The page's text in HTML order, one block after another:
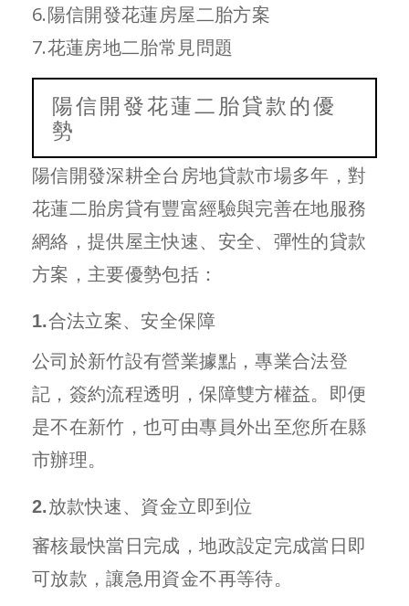
6.陽信開發花蓮房屋二胎方案
7.花蓮房地二胎常見問題
陽信開發花蓮二胎貸款的優
勢
陽信開發深耕全台房地貸款市場多年，對
花蓮二胎房貸有豐富經驗與完善在地服務
網絡，提供屋主快速、安全、彈性的貸款
方案，主要優勢包括：
1.合法立案、安全保障
公司於新竹設有營業據點，專業合法登
記，簽約流程透明，保障雙方權益。即便
是不在新竹，也可由專員外出至您所在縣
市辦理。
2.放款快速、資金立即到位
審核最快當日完成，地政設定完成當日即
可放款，讓急用資金不再等待。